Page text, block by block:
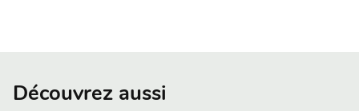
Découvrez aussi